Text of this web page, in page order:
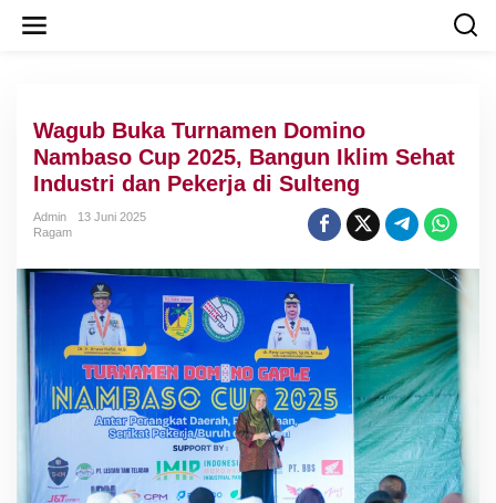
Wagub Buka Turnamen Domino
Nambaso Cup 2025, Bangun Iklim Sehat
Industri dan Pekerja di Sulteng
Admin
13 Juni 2025
Ragam